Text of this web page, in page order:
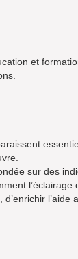
et
sur des
l’éclairage
l’aide